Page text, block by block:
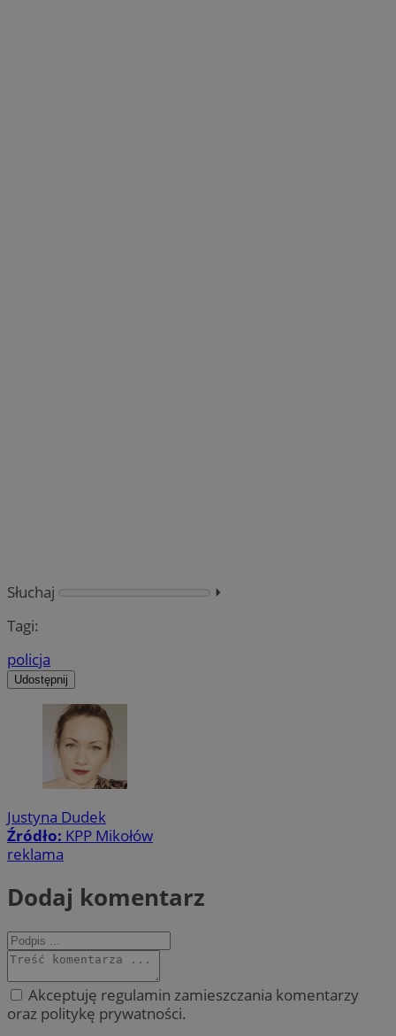
Słuchaj
⏵︎
Tagi:
policja
Udostępnij
Justyna Dudek
Źródło: KPP Mikołów
reklama
Dodaj komentarz
Akceptuję regulamin zamieszczania komentarzy
oraz politykę prywatności.